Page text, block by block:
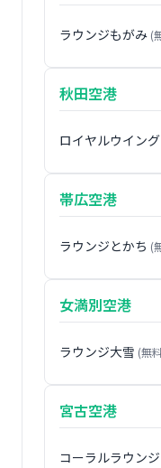
ラウンジもがみ (
秋田空港
ロイヤルウイング
帯広空港
ラウンジとかち (
女満別空港
ラウンジ大雪 (無
宮古空港
コーラルラウンジ